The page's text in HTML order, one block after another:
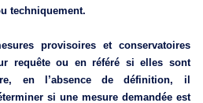
techniquement.
provisoires et conservatoires
requête ou en référé si elles sont
en l’absence de définition, il
si une mesure demandée est